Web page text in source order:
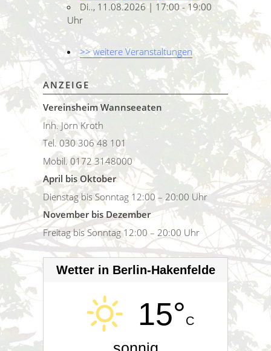
Di.., 11.08.2026 | 17:00 - 19:00
Uhr
>> weitere Veranstaltungen
ANZEIGE
Vereinsheim Wannseeaten
Inh. Jörn Kroth
Tel. 030 306 48 101
Mobil. 0172 3148000
April bis Oktober
Dienstag bis Sonntag 12:00 – 20:00 Uhr
November bis Dezember
Freitag bis Sonntag 12:00 – 20:00 Uhr
Wetter in Berlin-Hakenfelde
15°C